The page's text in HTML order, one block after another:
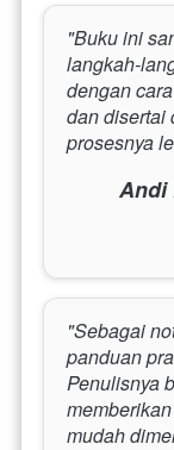
"Buku ini
langkah-
dengan
dan disertai
prosesnya
Andi
"Sebagai
panduan
Penulisnya
mudah